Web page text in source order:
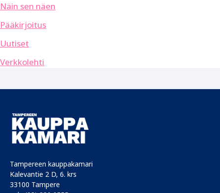
Näin sen näen
Pääkirjoitus
Uutiset
Verkkolehti
Tampereen kauppakamari
Kalevantie 2 D, 6. krs
33100 Tampere